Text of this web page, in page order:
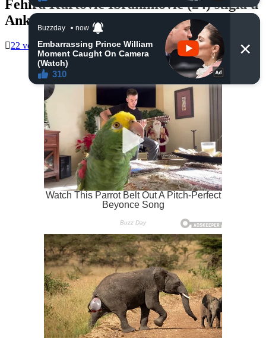
Fehira Kurtović Ibrahimović (24) stigla u
Ankaru na transplantaciju
22 veljače, 2025 haberhana POČETNA